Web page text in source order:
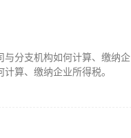
与分支机构如何计算、缴纳企
算、缴纳企业所得税。